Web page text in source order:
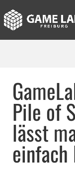
Pile of
lässt